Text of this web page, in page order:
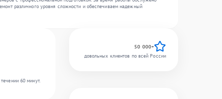
различного уровня сложности и обеспечиваем надежный
60 минут.
50 000+
довольных клиентов по всей России